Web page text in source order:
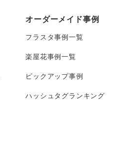
オーダーメイド事例
フラスタ事例一覧
楽屋花事例一覧
ピックアップ事例
ハッシュタグランキング